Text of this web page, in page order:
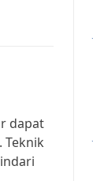
dapat